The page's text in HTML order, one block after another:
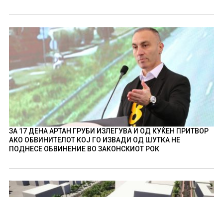
ЗА 17 ДЕНА АРТАН ГРУБИ ИЗЛЕГУВА И ОД КУЌЕН ПРИТВОР
АКО ОБВИНИТЕЛОТ КОЈ ГО ИЗВАДИ ОД ШУТКА НЕ
ПОДНЕСЕ ОБВИНЕНИЕ ВО ЗАКОНСКИОТ РОК